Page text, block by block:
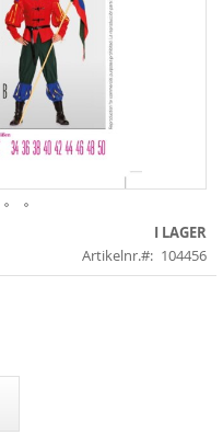
I LAGER
Artikelnr.
104456